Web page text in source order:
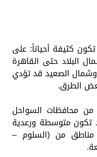
(4 إلى 8 صباحاً) تكون كثيفة أحياناً: على
البلاد حتى القاهرة
الصعيد قد تؤدي
الطرق.
محافظات السواحل
تكون متوسطة ورعدية
حدوث 30%) على مناطق من (السلوم –